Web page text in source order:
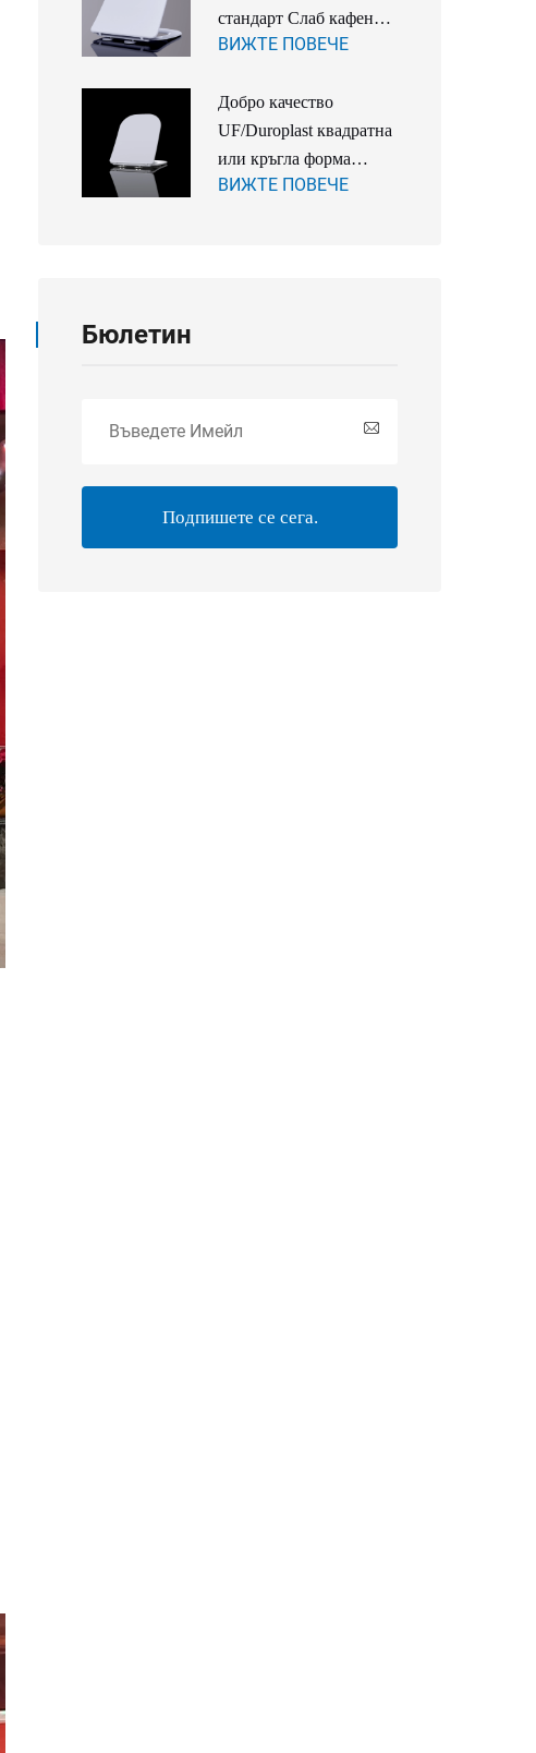
стандарт Слаб кафене
за тоалет с бързо
в банята
ВИЖТЕ ПОВЕЧЕ
Добро качество
UF/Duroplast квадратна
или кръглa форма
талсук с бързо
ВИЖТЕ ПОВЕЧЕ
Бюлетин
Подпишете се сега.